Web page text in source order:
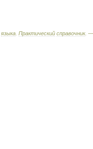
языка Практический справочник. —